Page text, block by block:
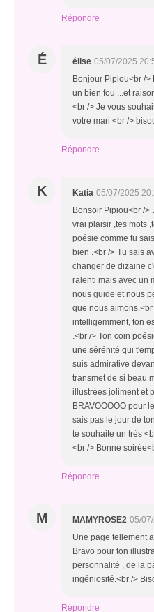
Répondre
É élise 05/07/2025
Bonjour Pipiou<br /
un bien fou ...et
<br /> Je vous
votre mari <br />
Répondre
K Katia 05/07/2025
Bonsoir Pipiou<br />
vrai plaisir ,tes mots
poésie comme tu
bien .<br /> Tu sais
changer de dizaine
ralenti mais avec un
nous guide et nous
que nous
intelligemment, ton
.<br /> Ton coin
une sérénité qui
suis admirative
transmet de si beau
illustrées joliment et
BRAVOOOOO pour
sais pas le jour de
te souhaite un très
<br /> Bonne
Répondre
M MAMYROSE2 05/
Une page tellement
Bravo pour ton
personnalité , de la
ingéniosité.<br />
Répondre